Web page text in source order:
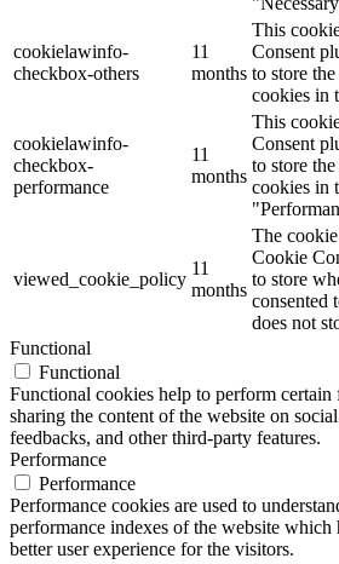
cookielawinfo-
checkbox-others
11
months
This
Consent
to store
cookies in
cookielawinfo-
checkbox-
performance
11
months
This
Consent
to store
cookies in
viewed_cookie_policy
11
months
The
Cookie
to store
consented
does not
Functional
Functional
Functional cookies help to perform
sharing the content of the website on
feedbacks, and other third-party features.
Performance
Performance
Performance cookies are used to
performance indexes of the website which
better user experience for the visitors.